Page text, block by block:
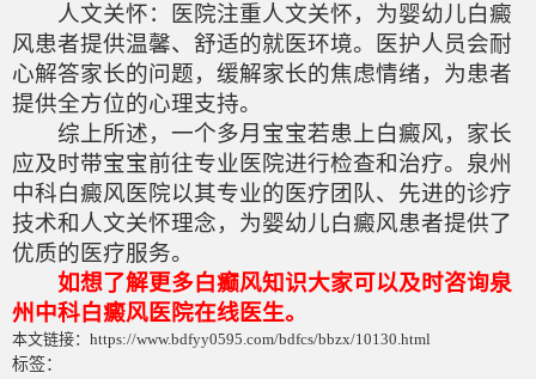
人文关怀：医院注重人文关怀，为婴幼儿白癜
风患者提供温馨、舒适的就医环境。医护人员会耐
心解答家长的问题，缓解家长的焦虑情绪，为患者
提供全方位的心理支持。
综上所述，一个多月宝宝若患上白癜风，家长
应及时带宝宝前往专业医院进行检查和治疗。泉州
中科白癜风医院以其专业的医疗团队、先进的诊疗
技术和人文关怀理念，为婴幼儿白癜风患者提供了
优质的医疗服务。
如想了解更多白癫风知识大家可以及时咨询泉
州中科白癜风医院在线医生。
本文链接：https://www.bdfyy0595.com/bdfcs/bbzx/10130.html
标签：